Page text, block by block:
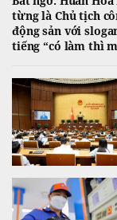
từng là Chủ tịch
động sản với
tiếng “có làm thì